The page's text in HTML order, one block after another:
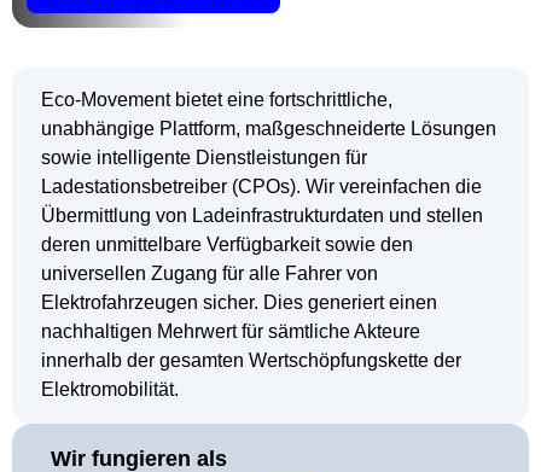
Eco-Movement bietet eine fortschrittliche,
unabhängige Plattform, maßgeschneiderte Lösungen
sowie intelligente Dienstleistungen für
Ladestationsbetreiber (CPOs). Wir vereinfachen die
Übermittlung von Ladeinfrastrukturdaten und stellen
deren unmittelbare Verfügbarkeit sowie den
universellen Zugang für alle Fahrer von
Elektrofahrzeugen sicher. Dies generiert einen
nachhaltigen Mehrwert für sämtliche Akteure
innerhalb der gesamten Wertschöpfungskette der
Elektromobilität.
Wir fungieren als